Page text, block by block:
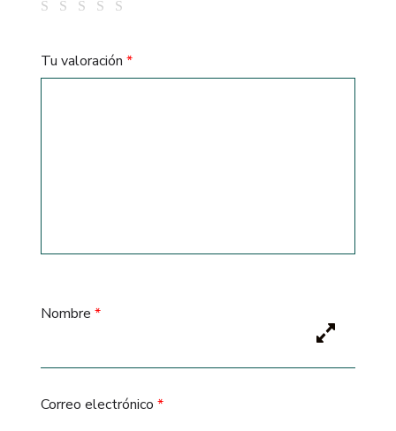
Tu valoración *
Nombre *
Correo electrónico *